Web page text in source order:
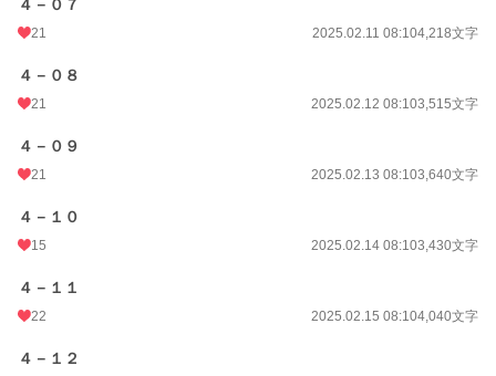
４－０７
21 2025.02.11 08:104,218文字
４－０８
21 2025.02.12 08:103,515文字
４－０９
21 2025.02.13 08:103,640文字
４－１０
15 2025.02.14 08:103,430文字
４－１１
22 2025.02.15 08:104,040文字
４－１２